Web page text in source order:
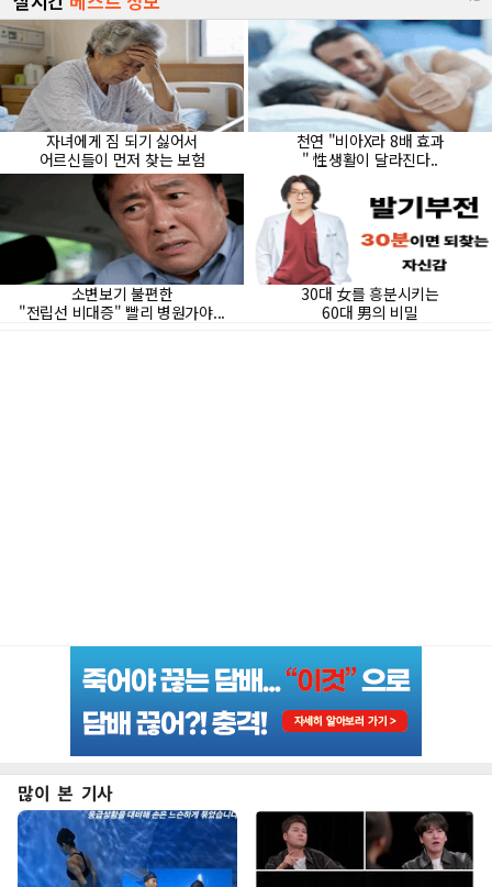
많이 본 기사